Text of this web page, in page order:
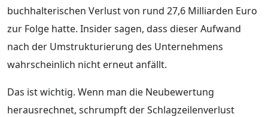
buchhalterischen Verlust von rund 27,6 Milliarden Euro
zur Folge hatte. Insider sagen, dass dieser Aufwand
nach der Umstrukturierung des Unternehmens
wahrscheinlich nicht erneut anfällt.
Das ist wichtig. Wenn man die Neubewertung
herausrechnet, schrumpft der Schlagzeilenverlust